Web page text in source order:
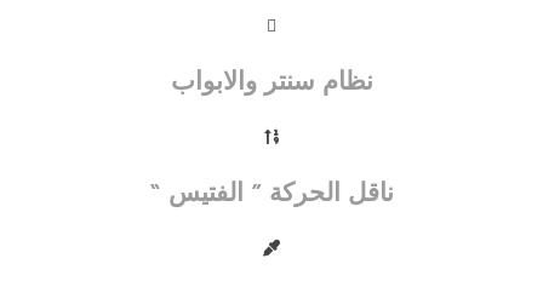
نظام سنتر والابواب
ناقل الحركة ” الفتيس “